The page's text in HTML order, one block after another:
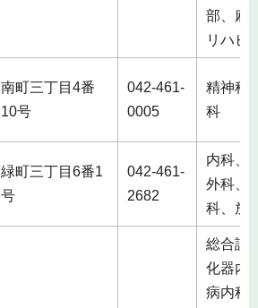
部、麻
リハビ
南町三丁目4番
10号
042-461-
0005
精神科
科
緑町三丁目6番1
号
042-461-
2682
内科、
外科、
科、放
総合診
化器内
病内科